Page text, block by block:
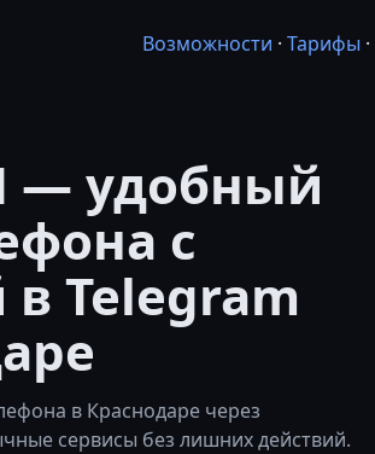
Возможности · Тарифы ·
— удобный
с
Telegram
в Краснодаре через
сервисы без лишних действий.